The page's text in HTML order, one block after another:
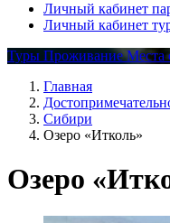
Личный кабинет
Личный кабинет
Туры ПроживаниеМеста
Главная
Сибири
Озеро «Итколь»
Озеро